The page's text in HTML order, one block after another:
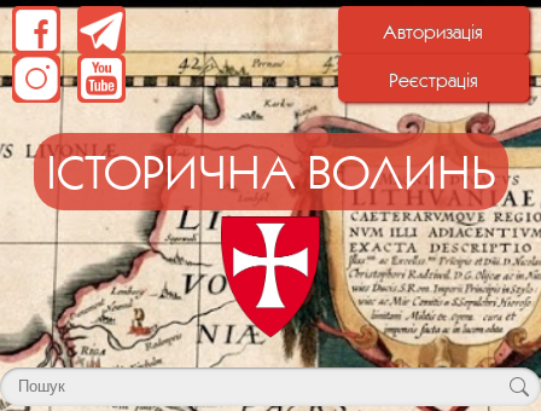
Авторизація
Реєстрація
ІСТОРИЧНА ВОЛИНЬ